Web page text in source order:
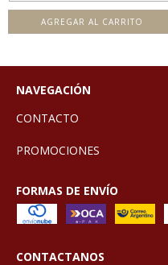
AGREGAR AL CARRITO
NAVEGACIÓN
CONTACTO
PROMOCIONES
FORMAS DE ENVÍO
CONTACTANOS